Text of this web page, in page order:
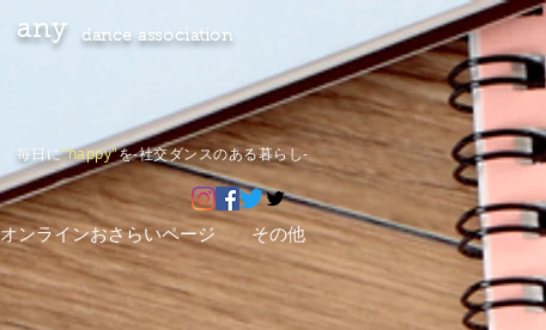
any dance association
毎日に"happy"を-社交ダンスのある暮らし-
オンラインおさらいページ その他